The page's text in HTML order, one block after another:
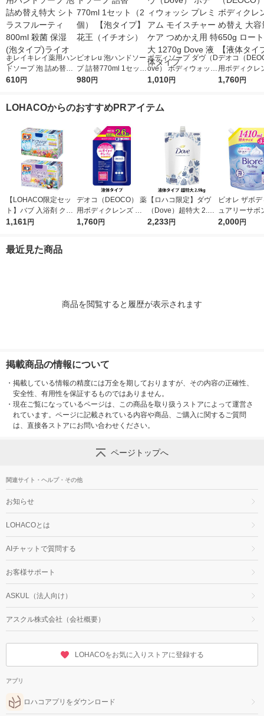
キレイキレイ薬用ハン
ドソープ 泡 詰め替え
特大 シトラスフルー
610円
ビオレu 泡ハンドソー
プ 詰替770ml 1セット
（2個） 【泡タイプ】
980円
ボディソープ ダヴ（D
ove） ボディウォッシ
プレミアム モイスチ
体タイプ
1,010円
デオコ（
用ボディクレ
め替え 大容
1,760円
LOHACOからのおすすめPRアイテム
【LOHACO限定セッ
ト】バブ 入浴剤 クー
ル フラワースプラッ
1,161円
デオコ（DEOCO） 薬
用ボディクレンズ 詰
め替え 大容量 650g
1,760円
【ロハコ限定】ダヴ
（Dove）超特大 2.9k
g 液体 ボディウォッ
2,233円
ビオレ ザボ
ュアリーサボ
ィソープ 詰
2,000円
最近見た商品
商品を閲覧すると履歴が表示されます
掲載商品の情報について
・ 掲載している情報の精度には万全を期しておりますが、その内容の正確性、
安全性、有用性を保証するものではありません。
・ 現在ご覧になっているページは、この商品を取り扱うストアによって運営さ
れています。ページに記載されている内容や商品、ご購入に関するご質問
は、直接各ストアにお問い合わせください。
ページトップへ
関連サイト・ヘルプ・その他
お知らせ
LOHACOとは
AIチャットで質問する
お客様サポート
ASKUL（法人向け）
アスクル株式会社（会社概要）
LOHACOをお気に入りストアに登録する
アプリ
ロハコアプリをダウンロード